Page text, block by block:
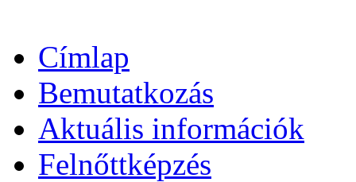
Címlap
Bemutatkozás
Aktuális információk
Felnőttképzés